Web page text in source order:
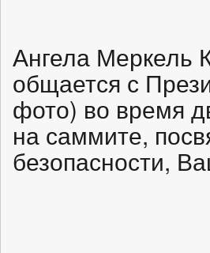
Ангела Меркель
общается с
фото) во время
на саммите,
безопасности,